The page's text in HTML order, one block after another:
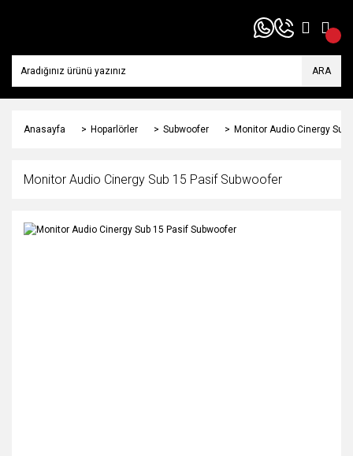
ARA
Anasayfa Hoparlörler Subwoofer Monitor Audio Cinergy Sub
Monitor Audio Cinergy Sub 15 Pasif Subwoofer